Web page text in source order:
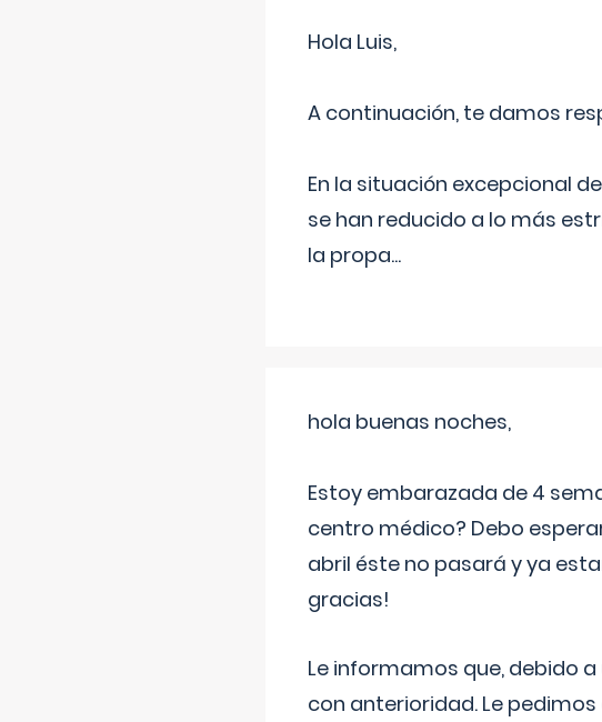
Hola Luis,
A continuación, te damos
En la situación excepcional
se han reducido a lo más
la propa...
hola buenas noches,
Estoy embarazada de 4
centro médico? Debo
abril éste no pasará y ya
gracias!
Le informamos que, debido
con anterioridad. Le